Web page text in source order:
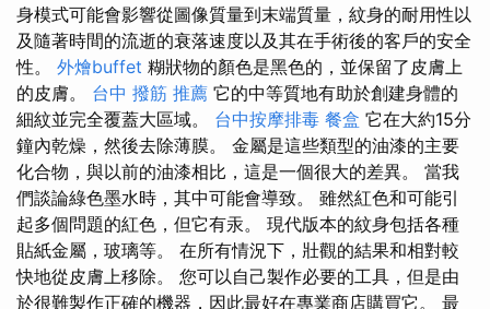
身模式可能會影響從圖像質量到末端質量，紋身的耐用性以
及隨著時間的流逝的衰落速度以及其在手術後的客戶的安全
性。 外燴buffet 糊狀物的顏色是黑色的，並保留了皮膚上
的皮膚。 台中 撥筋 推薦 它的中等質地有助於創建身體的
細紋並完全覆蓋大區域。 台中按摩排毒 餐盒 它在大約15分
鐘內乾燥，然後去除薄膜。 金屬是這些類型的油漆的主要
化合物，與以前的油漆相比，這是一個很大的差異。 當我
們談論綠色墨水時，其中可能會導致。 雖然紅色和可能引
起多個問題的紅色，但它有汞。 現代版本的紋身包括各種
貼紙金屬，玻璃等。 在所有情況下，壯觀的結果和相對較
快地從皮膚上移除。 您可以自己製作必要的工具，但是由
於很難製作正確的機器，因此最好在專業商店購買它。 最